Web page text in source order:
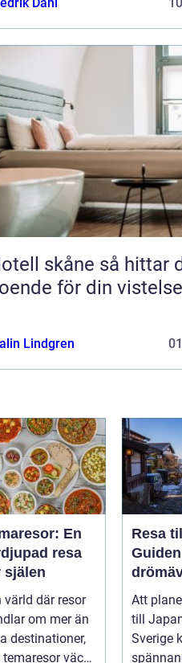
skåne så hittar du rätt
för din vistelse
Lindgren
En
resa
själen
värld där resor
om mer än
destinationer,
temaresor väckt
Resa
Att
till
Sverige